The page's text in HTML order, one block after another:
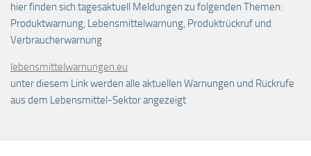
hier finden sich tagesaktuell Meldungen zu folgenden Themen:
Produktwarnung, Lebensmittelwarnung, Produktrückruf und
Verbraucherwarnung
lebensmittelwarnungen.eu
unter diesem Link werden alle aktuellen Warnungen und Rückrufe
aus dem Lebensmittel-Sektor angezeigt